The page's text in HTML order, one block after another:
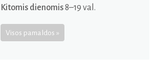
Kitomis dienomis8–19 val.
Visos pamaldos